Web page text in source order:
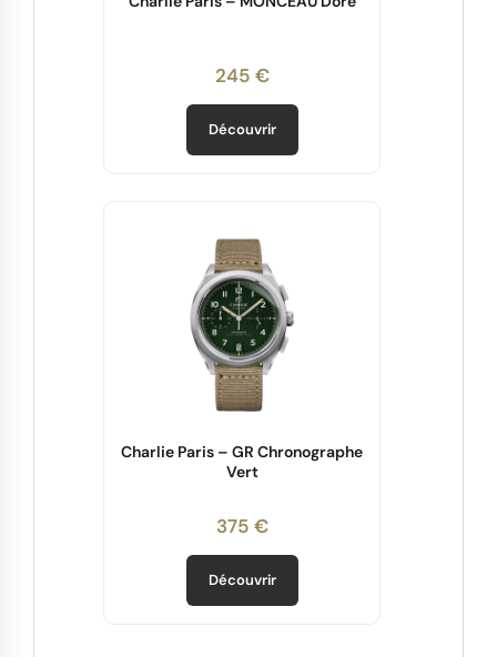
245 €
Découvrir
Charlie Paris – GR Chronographe
Vert
375 €
Découvrir